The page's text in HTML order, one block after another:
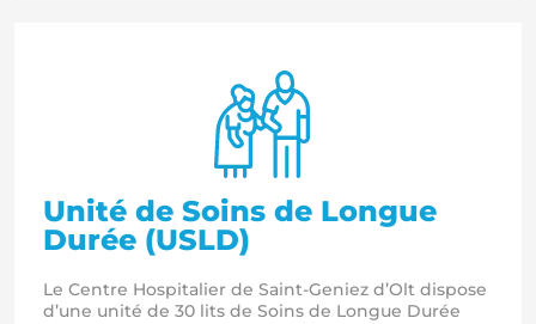
Unité de Soins de Longue
Durée (USLD)
Le Centre Hospitalier de Saint-Geniez d’Olt dispose
d’une unité de 30 lits de Soins de Longue Durée